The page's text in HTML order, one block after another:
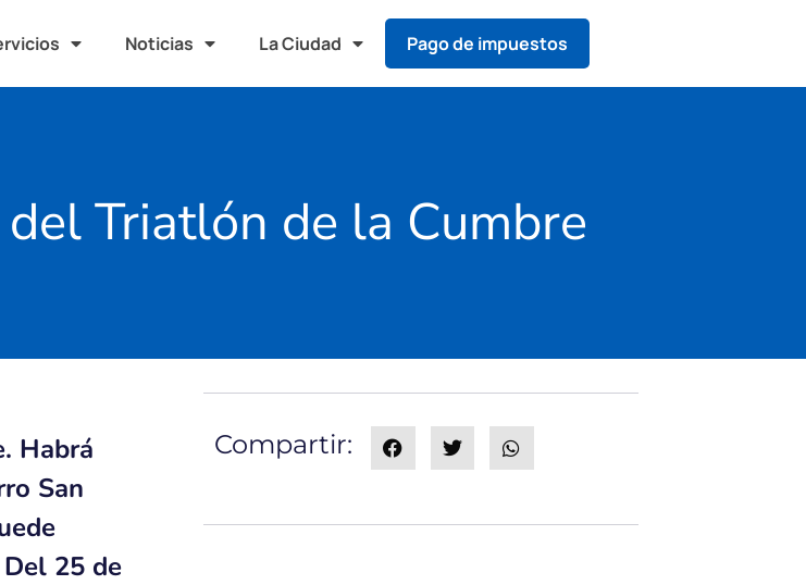
Noticias La Ciudad Pago de impuestos
Triatlón de la Cumbre
Habrá
San
25 de
Compartir: